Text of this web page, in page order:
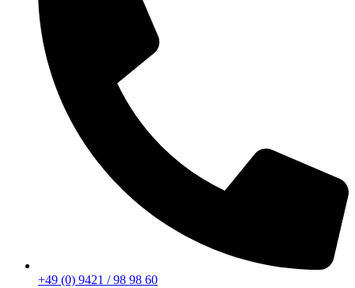
+49 (0) 9421 / 98 98 60